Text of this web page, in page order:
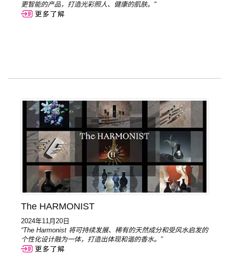
更智能的产品，打造光彩照人、健康的肌肤。"
The HARMONIST
2024年11月20日
“The Harmonist 将可持续发展、稀有的天然成分和受风水启发的
个性化设计融为一体，打造出体现和谐的香水。”